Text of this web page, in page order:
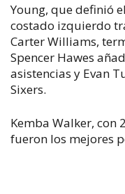
Young, que definió
costado izquierdo
Carter Williams,
Spencer Hawes
asistencias y Evan
Sixers.
Kemba Walker, con
fueron los mejores